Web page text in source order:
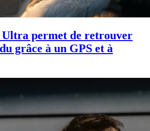
permet de retrouver
grâce à un GPS et à